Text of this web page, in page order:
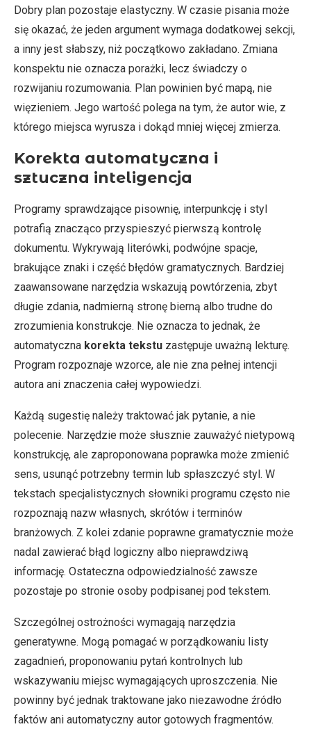
Dobry plan pozostaje elastyczny. W czasie pisania może
się okazać, że jeden argument wymaga dodatkowej sekcji,
a inny jest słabszy, niż początkowo zakładano. Zmiana
konspektu nie oznacza porażki, lecz świadczy o
rozwijaniu rozumowania. Plan powinien być mapą, nie
więzieniem. Jego wartość polega na tym, że autor wie, z
którego miejsca wyrusza i dokąd mniej więcej zmierza.
Korekta automatyczna i
sztuczna inteligencja
Programy sprawdzające pisownię, interpunkcję i styl
potrafią znacząco przyspieszyć pierwszą kontrolę
dokumentu. Wykrywają literówki, podwójne spacje,
brakujące znaki i część błędów gramatycznych. Bardziej
zaawansowane narzędzia wskazują powtórzenia, zbyt
długie zdania, nadmierną stronę bierną albo trudne do
zrozumienia konstrukcje. Nie oznacza to jednak, że
automatyczna korekta tekstu zastępuje uważną lekturę.
Program rozpoznaje wzorce, ale nie zna pełnej intencji
autora ani znaczenia całej wypowiedzi.
Każdą sugestię należy traktować jak pytanie, a nie
polecenie. Narzędzie może słusznie zauważyć nietypową
konstrukcję, ale zaproponowana poprawka może zmienić
sens, usunąć potrzebny termin lub spłaszczyć styl. W
tekstach specjalistycznych słowniki programu często nie
rozpoznają nazw własnych, skrótów i terminów
branżowych. Z kolei zdanie poprawne gramatycznie może
nadal zawierać błąd logiczny albo nieprawdziwą
informację. Ostateczna odpowiedzialność zawsze
pozostaje po stronie osoby podpisanej pod tekstem.
Szczególnej ostrożności wymagają narzędzia
generatywne. Mogą pomagać w porządkowaniu listy
zagadnień, proponowaniu pytań kontrolnych lub
wskazywaniu miejsc wymagających uproszczenia. Nie
powinny być jednak traktowane jako niezawodne źródło
faktów ani automatyczny autor gotowych fragmentów.